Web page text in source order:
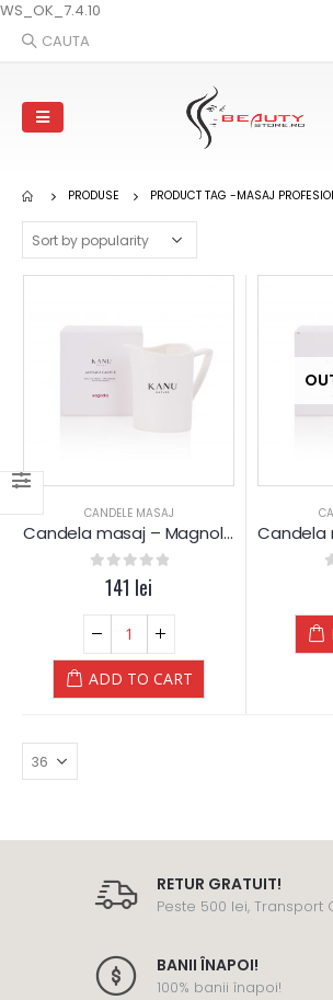
WS_OK_7.4.10
CAUTA
PRODUSE PRODUCT TAG -MASAJ
CANDELE MASAJ
Candela masaj – Magnolia – Kanu Nature – 200 g
out of 5
141 lei
ADD TO CART
RETUR GRATUIT!
Peste 500 lei, Transport
BANII ÎNAPOI!
100% banii înapoi!